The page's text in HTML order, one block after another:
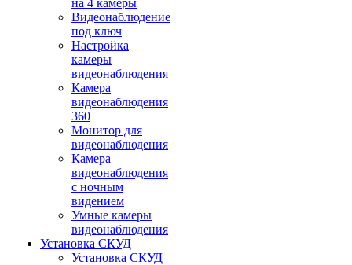
на 4 камеры
Видеонаблюдение
под ключ
Настройка
камеры
видеонаблюдения
Камера
видеонаблюдения
360
Монитор для
видеонаблюдения
Камера
видеонаблюдения
с ночным
видением
Умные камеры
видеонаблюдения
Установка СКУД
Установка СКУД